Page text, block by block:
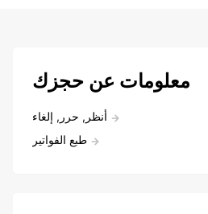
معلومات عن حجزك
أنظر, حرر, إلغاء
طبع الفواتير